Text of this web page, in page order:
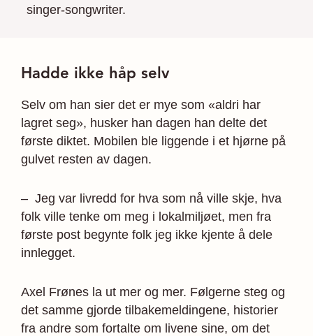
singer-songwriter.
Hadde ikke håp selv
Selv om han sier det er mye som «aldri har
lagret seg», husker han dagen han delte det
første diktet. Mobilen ble liggende i et hjørne på
gulvet resten av dagen.
– Jeg var livredd for hva som nå ville skje, hva
folk ville tenke om meg i lokalmiljøet, men fra
første post begynte folk jeg ikke kjente å dele
innlegget.
Axel Frønes la ut mer og mer. Følgerne steg og
det samme gjorde tilbakemeldingene, historier
fra andre som fortalte om livene sine, om det